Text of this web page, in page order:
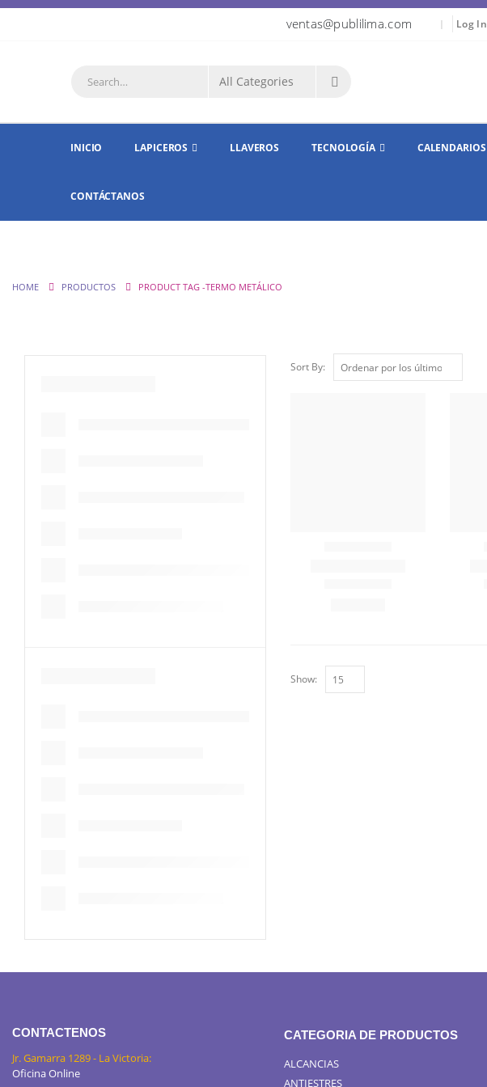
ventas@publilima.com | Log In
INICIO LAPICEROS LLAVEROS TECNOLOGÍA CALENDARIOS
CONTÁCTANOS
HOME PRODUCTOS PRODUCT TAG -TERMO METÁLICO
Sort By:
Show:
CONTACTENOS
Jr. Gamarra 1289 - La Victoria:
Oficina Online
CATEGORIA DE PRODUCTOS
ALCANCIAS
ANTIESTRES